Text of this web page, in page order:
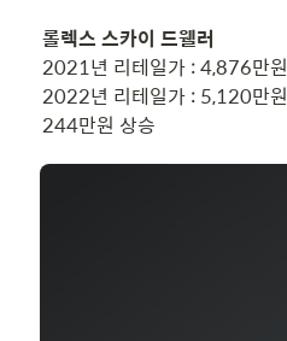
2021년 리테일가 : 4,876만원
2022년 리테일가 : 5,120만원
244만원 상승